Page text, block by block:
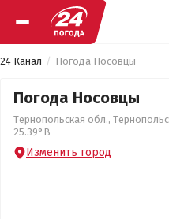
24 Канал Погода Носовцы
Погода Носовцы
Тернопольская обл.,
25.39°В
Изменить город